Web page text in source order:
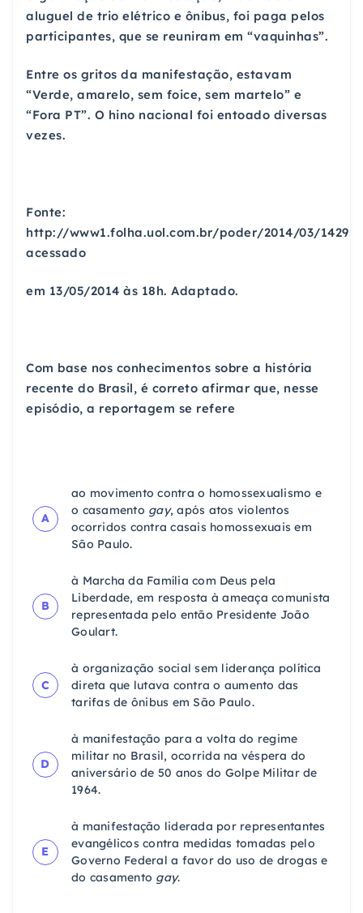
aluguel de trio elétrico e ônibus, foi paga pelos
participantes, que se reuniram em “vaquinhas”.
Entre os gritos da manifestação, estavam
“Verde, amarelo, sem foice, sem martelo” e
“Fora PT”. O hino nacional foi entoado diversas
vezes.
Fonte:
http://www1.folha.uol.com.br/poder/2014/03/
acessado
em 13/05/2014 às 18h. Adaptado.
Com base nos conhecimentos sobre a história
recente do Brasil, é correto afirmar que, nesse
episódio, a reportagem se refere
A
ao movimento contra o homossexualismo e
o casamento gay, após atos violentos
ocorridos contra casais homossexuais em
São Paulo.
B
à Marcha da Família com Deus pela
Liberdade, em resposta à ameaça comunista
representada pelo então Presidente João
Goulart.
C
à organização social sem liderança política
direta que lutava contra o aumento das
tarifas de ônibus em São Paulo.
D
à manifestação para a volta do regime
militar no Brasil, ocorrida na véspera do
aniversário de 50 anos do Golpe Militar de
1964.
E
à manifestação liderada por representantes
evangélicos contra medidas tomadas pelo
Governo Federal a favor do uso de drogas e
do casamento gay.